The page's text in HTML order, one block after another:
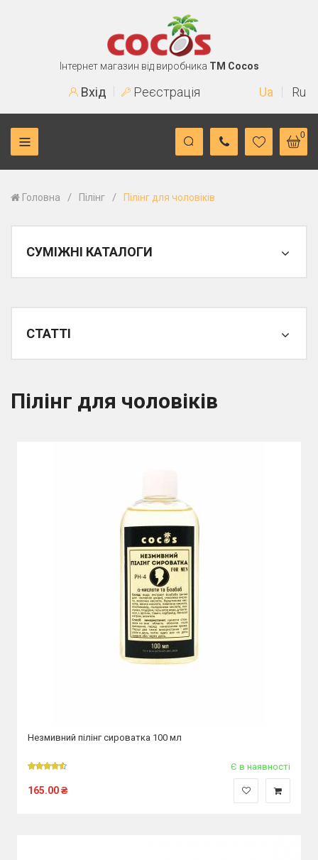
Інтернет магазин від виробника TM Cocos
Вхід Реєстрація Ua Ru
0
Головна / Пілінг / Пілінг для чоловіків
СУМІЖНІ КАТАЛОГИ
СТАТТІ
Пілінг для чоловіків
Незмивний пілінг сироватка 100 мл
Є в наявності
165.00₴